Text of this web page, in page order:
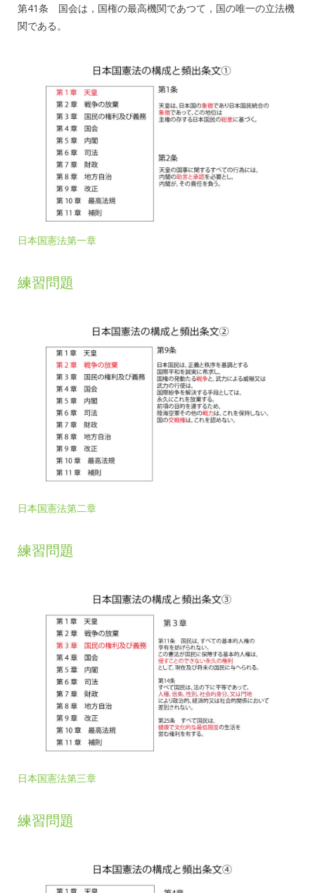
第41条 国会は，国権の最高機関であつて，国の唯一の立法機
関である。
日本国憲法第一章
練習問題
日本国憲法第二章
練習問題
日本国憲法第三章
練習問題